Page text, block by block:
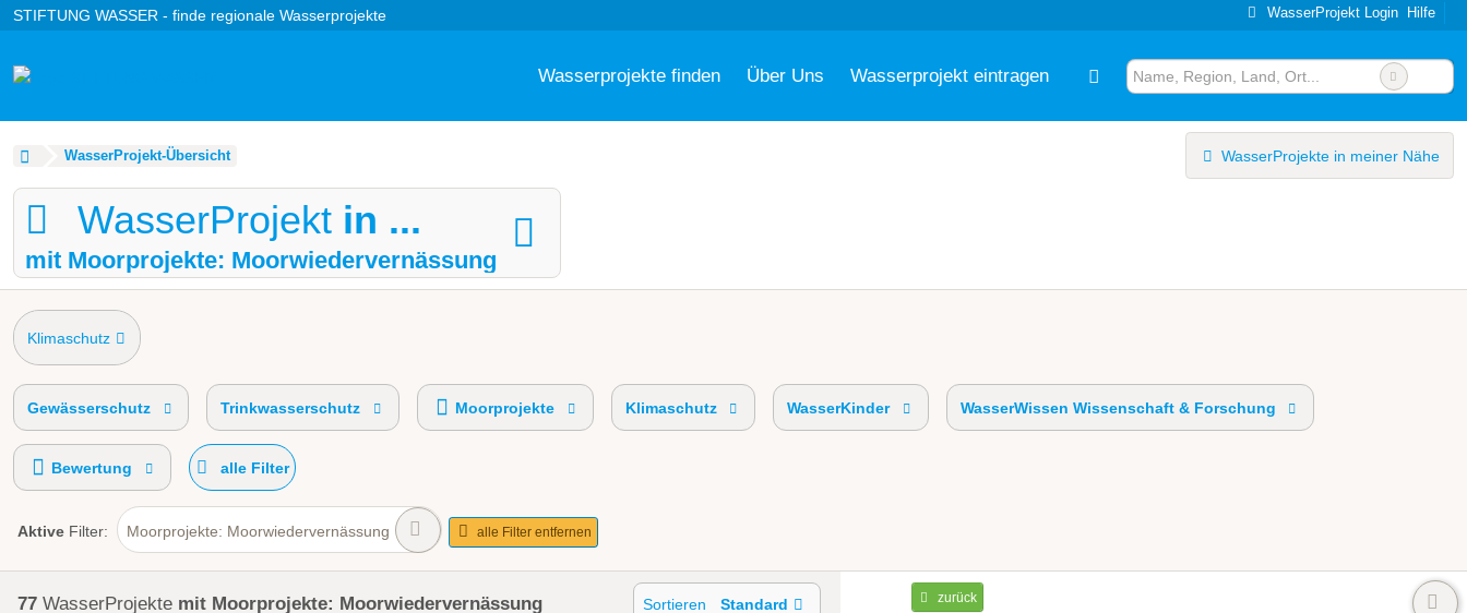
STIFTUNG WASSER - finde regionale Wasserprojekte WasserProjekt Login Hilfe
Wasserprojekte finden Über Uns Wasserprojekt eintragen
WasserProjekt-Übersicht WasserProjekte in meiner Nähe
WasserProjekt in ...
mit Moorprojekte: Moorwiedervernässung
Klimaschutz
Gewässerschutz Trinkwasserschutz Moorprojekte Klimaschutz WasserKinder WasserWissen Wissenschaft & Forschung
Bewertung alle Filter
Aktive Filter: Moorprojekte: Moorwiedervernässung alle Filter entfernen
77 WasserProjekte mit Moorprojekte: Moorwiedervernässung
Sortieren
Standard zurück